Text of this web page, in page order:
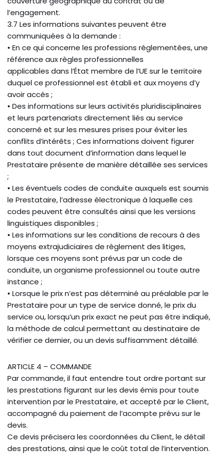
l’engagement.
3.7 Les informations suivantes peuvent être
communiquées à la demande :
• En ce qui concerne les professions réglementées, une
référence aux règles professionnelles
applicables dans l’État membre de l’UE sur le territoire
duquel ce professionnel est établi et aux moyens d’y
avoir accès ;
• Des informations sur leurs activités pluridisciplinaires
et leurs partenariats directement liés au service
concerné et sur les mesures prises pour éviter les
conflits d’intérêts ; Ces informations doivent figurer
dans tout document d’information dans lequel le
Prestataire présente de manière détaillée ses services
;
• Les éventuels codes de conduite auxquels est soumis
le Prestataire, l’adresse électronique à laquelle ces
codes peuvent être consultés ainsi que les versions
linguistiques disponibles ;
• Les informations sur les conditions de recours à des
moyens extrajudiciaires de règlement des litiges,
lorsque ces moyens sont prévus par un code de
conduite, un organisme professionnel ou toute autre
instance ;
• Lorsque le prix n’est pas déterminé au préalable par le
Prestataire pour un type de service donné, le prix du
service ou, lorsqu’un prix exact ne peut pas être indiqué,
la méthode de calcul permettant au destinataire de
vérifier ce dernier, ou un devis suffisamment détaillé.
ARTICLE 4 – COMMANDE
Par commande, il faut entendre tout ordre portant sur
les prestations figurant sur les devis émis pour toute
intervention par le Prestataire, et accepté par le Client,
accompagné du paiement de l’acompte prévu sur le
devis.
Ce devis précisera les coordonnées du Client, le détail
des prestations, ainsi que le coût total de l’intervention.